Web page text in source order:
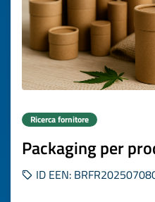
Ricerca fornitore
Packaging per
ID EEN: